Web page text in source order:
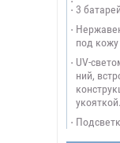
3
под кожу
UV-
ний,
укояткой.